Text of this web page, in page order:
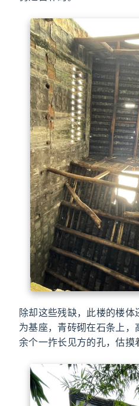
除却这些残缺，此楼的楼
为基座，青砖砌在石条上
余个一拃长见方的孔，估摸